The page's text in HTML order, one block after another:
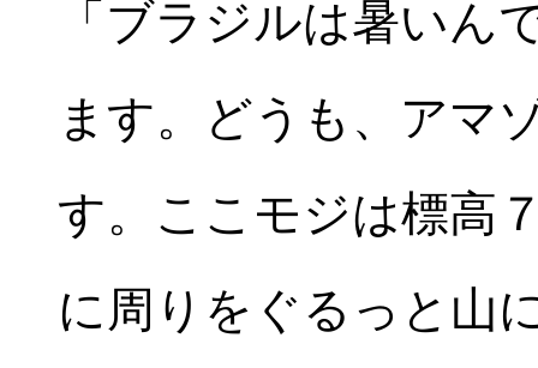
「ブラジルは暑いん
ます。どうも、アマ
す。ここモジは標高
に周りをぐるっと山